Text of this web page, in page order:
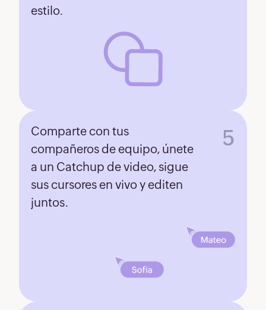
estilo.
Comparte con tus
compañeros de equipo, únete
a un Catchup de video, sigue
sus cursores en vivo y editen
juntos.
5